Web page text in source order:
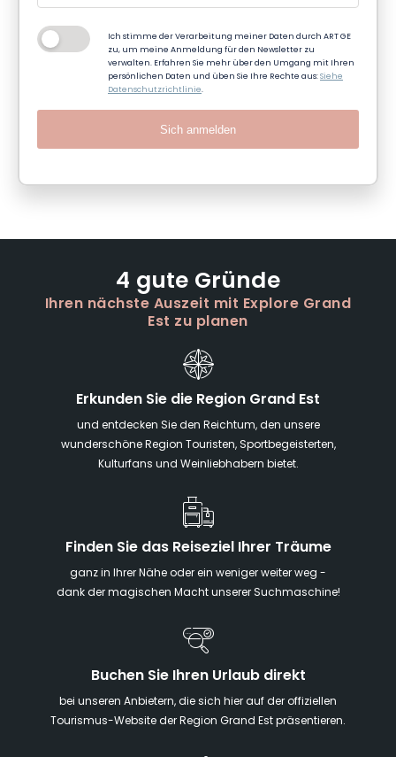
Ich stimme der Verarbeitung meiner Daten durch ART GE
zu, um meine Anmeldung für den Newsletter zu
verwalten. Erfahren Sie mehr über den Umgang mit Ihren
persönlichen Daten und üben Sie Ihre Rechte aus:Siehe
Datenschutzrichtlinie.
Sich anmelden
4 gute Gründe
Ihren nächste Auszeit mit Explore Grand
Est zu planen
Erkunden Sie die Region Grand Est
und entdecken Sie den Reichtum, den unsere
wunderschöne Region Touristen, Sportbegeisterten,
Kulturfans und Weinliebhabern bietet.
Finden Sie das Reiseziel Ihrer Träume
ganz in Ihrer Nähe oder ein weniger weiter weg -
dank der magischen Macht unserer Suchmaschine!
Buchen Sie Ihren Urlaub direkt
bei unseren Anbietern, die sich hier auf der offiziellen
Tourismus-Website der Region Grand Est präsentieren.